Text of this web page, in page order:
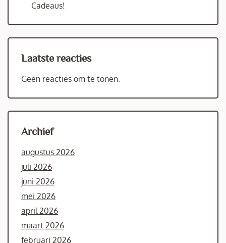
Cadeaus!
Laatste reacties
Geen reacties om te tonen.
Archief
augustus 2026
juli 2026
juni 2026
mei 2026
april 2026
maart 2026
februari 2026